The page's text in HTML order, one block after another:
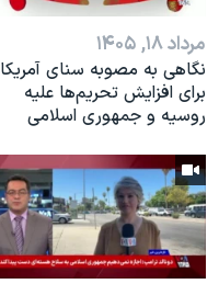
مرداد ۱۸, ۱۴۰۵
نگاهی به مصوبه سنای آمریکا
برای افزایش تحریم‌ها علیه
روسیه و جمهوری اسلامی